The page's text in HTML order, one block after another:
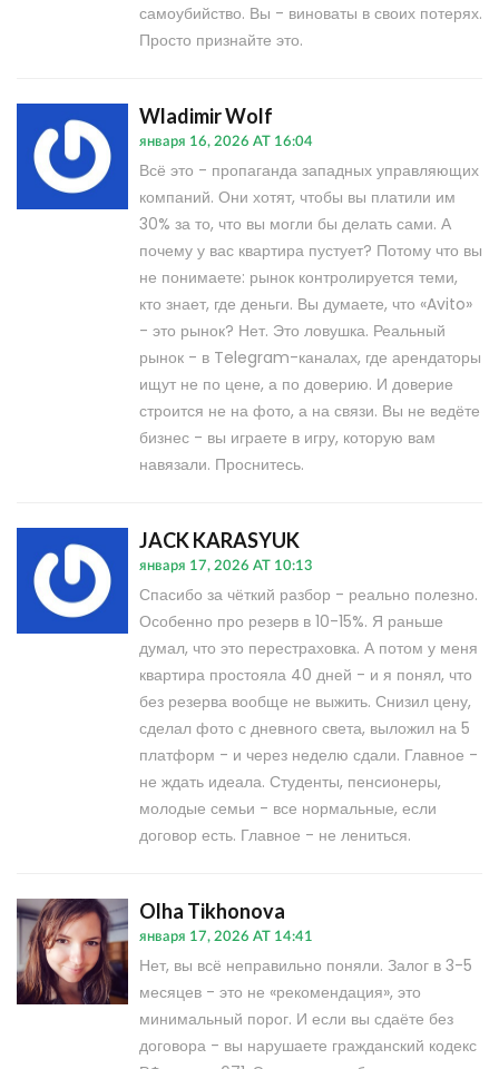
самоубийство. Вы - виноваты в своих потерях.
Просто признайте это.
Wladimir Wolf
января 16, 2026 AT 16:04
Всё это - пропаганда западных управляющих
компаний. Они хотят, чтобы вы платили им
30% за то, что вы могли бы делать сами. А
почему у вас квартира пустует? Потому что вы
не понимаете: рынок контролируется теми,
кто знает, где деньги. Вы думаете, что «Avito»
- это рынок? Нет. Это ловушка. Реальный
рынок - в Telegram-каналах, где арендаторы
ищут не по цене, а по доверию. И доверие
строится не на фото, а на связи. Вы не ведёте
бизнес - вы играете в игру, которую вам
навязали. Проснитесь.
JACK KARASYUK
января 17, 2026 AT 10:13
Спасибо за чёткий разбор - реально полезно.
Особенно про резерв в 10-15%. Я раньше
думал, что это перестраховка. А потом у меня
квартира простояла 40 дней - и я понял, что
без резерва вообще не выжить. Снизил цену,
сделал фото с дневного света, выложил на 5
платформ - и через неделю сдали. Главное -
не ждать идеала. Студенты, пенсионеры,
молодые семьи - все нормальные, если
договор есть. Главное - не лениться.
Olha Tikhonova
января 17, 2026 AT 14:41
Нет, вы всё неправильно поняли. Залог в 3-5
месяцев - это не «рекомендация», это
минимальный порог. И если вы сдаёте без
договора - вы нарушаете гражданский кодекс